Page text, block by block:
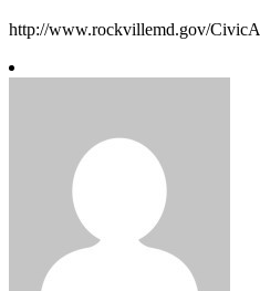
http://www.rockvillemd.gov/